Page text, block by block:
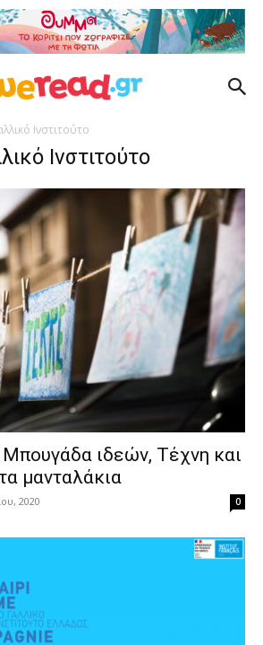
Ινστιτούτο
Ινστιτούτο
ιδεών, Τέχνη και
μανταλάκια
2020 0